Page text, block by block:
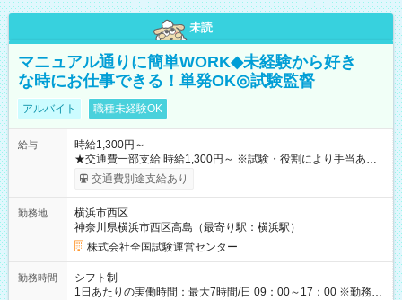
未読
マニュアル通りに簡単WORK◆未経験から好き
な時にお仕事できる！単発OK◎試験監督
アルバイト 職種未経験OK
給与
時給1,300円～
★交通費一部支給 時給1,300円～ ※試験・役割により手当あり
※勤務回数により昇給あり 【即給（前払い）オプションあ
り！】 希望される場合、勤務から1週間ほどで給与の一部を受け
例】 ・河合塾模擬試験 8:30～17:30（休憩1時間） 時給1,300円
×8時間＝日収10,400円＋交通費 ※当日の役割により時給＋100
円の場合あり ・国家試験 7:00～13:30（休憩なし） 時給1,300
円（役割手当＋100円）×6時間＝日収8,400円＋交通費 【試用期
間】試用期間なし
交通費別途支給あり
勤務地
横浜市西区
神奈川県横浜市西区高島（最寄り駅：横浜駅）
株式会社全国試験運営センター
勤務時間
シフト制
1日あたりの実働時間：最大7時間/日 09：00～17：00 ※勤務時